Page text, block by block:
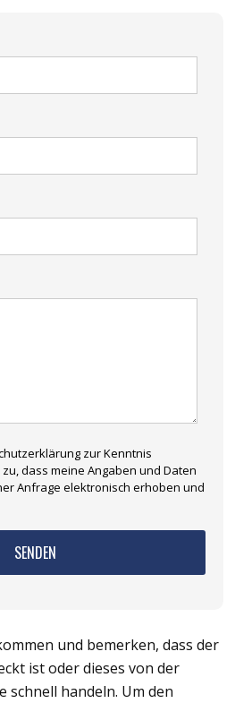
zur Kenntnis
dass meine Angaben und Daten
Anfrage elektronisch erhoben und
und bemerken, dass der
ist oder dieses von der
schnell handeln. Um den